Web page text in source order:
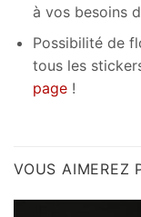
à vos besoins
Possibilité de
tous les
page!
VOUS AIMEREZ